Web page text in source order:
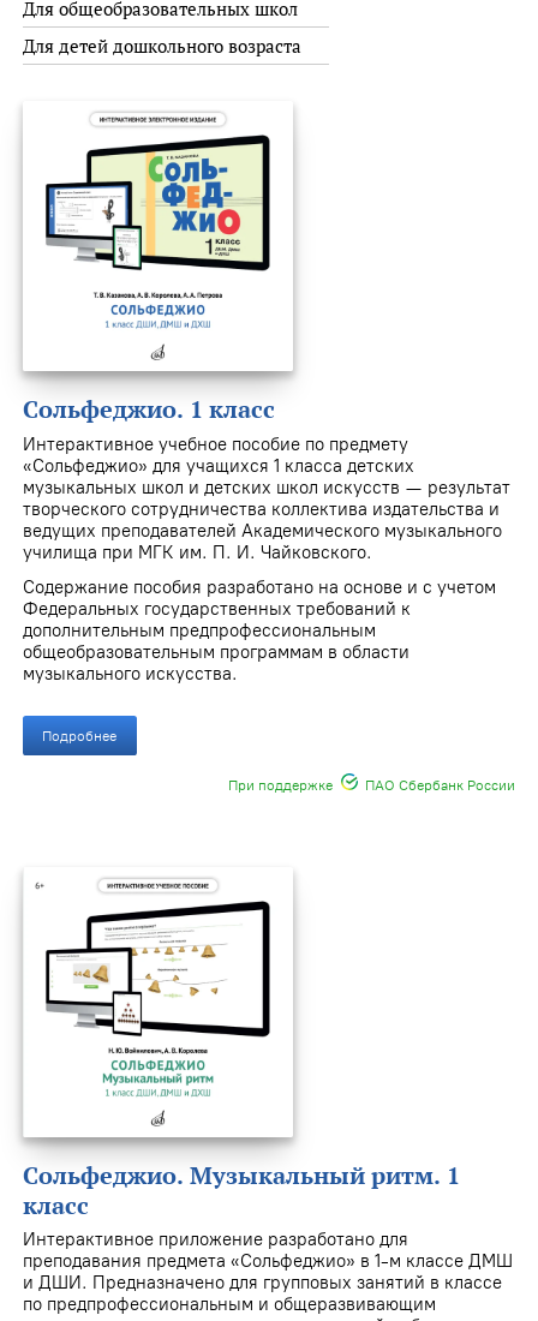
Для общеобразовательных школ
Для детей дошкольного возраста
Сольфеджио. 1 класс
Интерактивное учебное пособие по предмету
«Сольфеджио» для учащихся 1 класса детских
музыкальных школ и детских школ искусств — результат
творческого сотрудничества коллектива издательства и
ведущих преподавателей Академического музыкального
училища при МГК им. П. И. Чайковского.
Содержание пособия разработано на основе и с учетом
Федеральных государственных требований к
дополнительным предпрофессиональным
общеобразовательным программам в области
музыкального искусства.
Подробнее
При поддержке ПАО Сбербанк России
Сольфеджио. Музыкальный ритм. 1
класс
Интерактивное приложение разработано для
преподавания предмета «Сольфеджио» в 1-м классе ДМШ
и ДШИ. Предназначено для групповых занятий в классе
по предпрофессиональным и общеразвивающим